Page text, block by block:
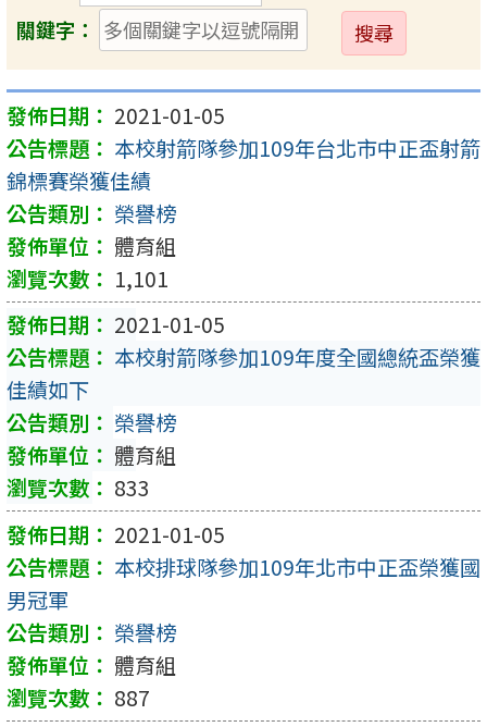
關鍵字：
送
出
2021-01-05
本校射箭隊參加109年台北市中正盃射箭
錦標賽榮獲佳績
榮譽榜
體育組
1,101
2021-01-05
本校射箭隊參加109年度全國總統盃榮獲
佳績如下
榮譽榜
體育組
833
2021-01-05
本校排球隊參加109年北市中正盃榮獲國
男冠軍
榮譽榜
體育組
887